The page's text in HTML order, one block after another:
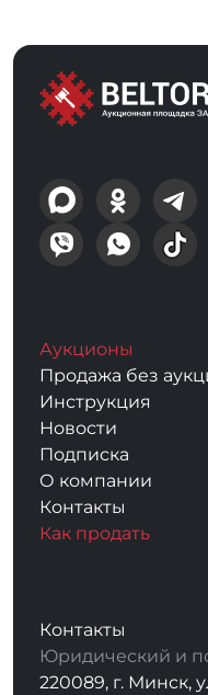
Аукционы
Продажа без
Инструкция
Новости
Подписка
О компании
Контакты
Как продать
Контакты
Юридический и
220089, г. Минск,